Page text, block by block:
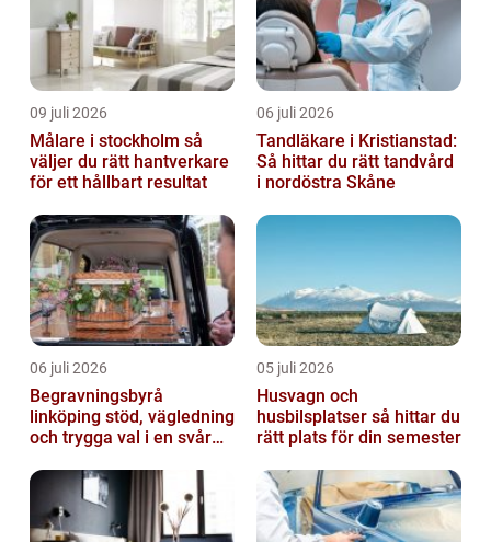
09 juli 2026
Målare i stockholm så
väljer du rätt hantverkare
för ett hållbart resultat
06 juli 2026
Tandläkare i Kristianstad:
Så hittar du rätt tandvård
i nordöstra Skåne
06 juli 2026
Begravningsbyrå
linköping stöd, vägledning
och trygga val i en svår
05 juli 2026
Husvagn och
husbilsplatser så hittar du
rätt plats för din semester